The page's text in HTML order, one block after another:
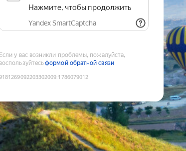
Нажмите, чтобы продолжить
Yandex SmartCaptcha
Если у вас возникли проблемы, пожалуйста,
воспользуйтесьформой обратной связи
:1786079012